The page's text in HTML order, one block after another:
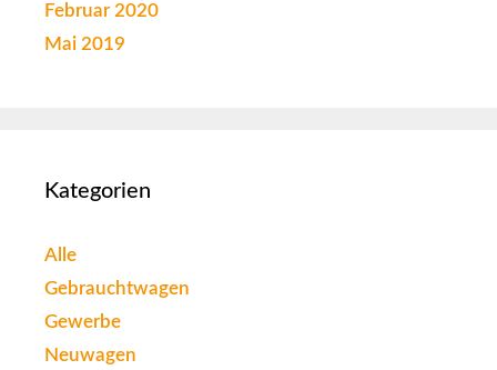
Februar 2020
Mai 2019
Kategorien
Alle
Gebrauchtwagen
Gewerbe
Neuwagen